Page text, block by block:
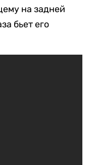
на задней
бьет его